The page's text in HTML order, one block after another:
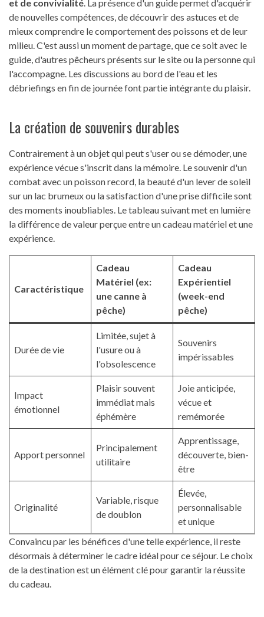
et de convivialité. La présence d'un guide permet d'acquérir
de nouvelles compétences, de découvrir des astuces et de
mieux comprendre le comportement des poissons et de leur
milieu. C'est aussi un moment de partage, que ce soit avec le
guide, d'autres pêcheurs présents sur le site ou la personne qui
l'accompagne. Les discussions au bord de l'eau et les
débriefings en fin de journée font partie intégrante du plaisir.
La création de souvenirs durables
Contrairement à un objet qui peut s'user ou se démoder, une
expérience vécue s'inscrit dans la mémoire. Le souvenir d'un
combat avec un poisson record, la beauté d'un lever de soleil
sur un lac brumeux ou la satisfaction d'une prise difficile sont
des moments inoubliables. Le tableau suivant met en lumière
la différence de valeur perçue entre un cadeau matériel et une
expérience.
Caractéristique
Cadeau
Matériel (ex:
une canne à
pêche)
Cadeau
Expérientiel
(week-end
pêche)
Durée de vie
Limitée, sujet à
l'usure ou à
l'obsolescence
Souvenirs
impérissables
Impact
émotionnel
Plaisir souvent
immédiat mais
éphémère
Joie anticipée,
vécue et
remémorée
Apport personnel
Principalement
utilitaire
Apprentissage,
découverte, bien-
être
Originalité
Variable, risque
de doublon
Élevée,
personnalisable
et unique
Convaincu par les bénéfices d'une telle expérience, il reste
désormais à déterminer le cadre idéal pour ce séjour. Le choix
de la destination est un élément clé pour garantir la réussite
du cadeau.